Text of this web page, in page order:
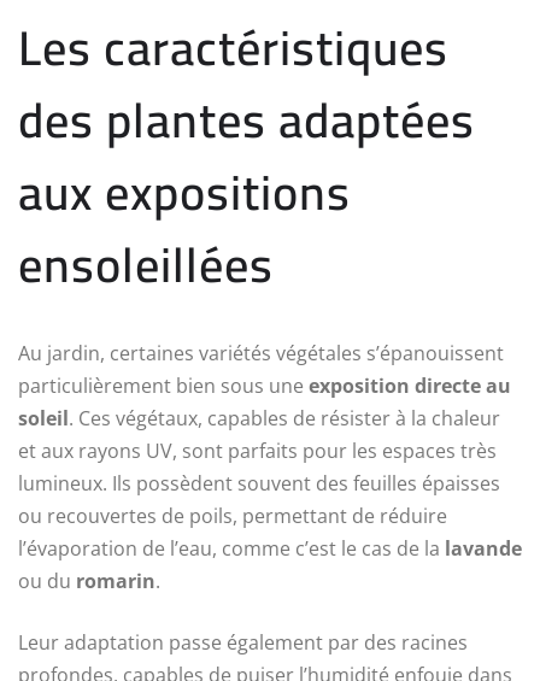
Les caractéristiques
des plantes adaptées
aux expositions
ensoleillées
Au jardin, certaines variétés végétales s’épanouissent
particulièrement bien sous une exposition directe au
soleil. Ces végétaux, capables de résister à la chaleur
et aux rayons UV, sont parfaits pour les espaces très
lumineux. Ils possèdent souvent des feuilles épaisses
ou recouvertes de poils, permettant de réduire
l’évaporation de l’eau, comme c’est le cas de la lavande
ou du romarin.
Leur adaptation passe également par des racines
profondes, capables de puiser l’humidité enfouie dans